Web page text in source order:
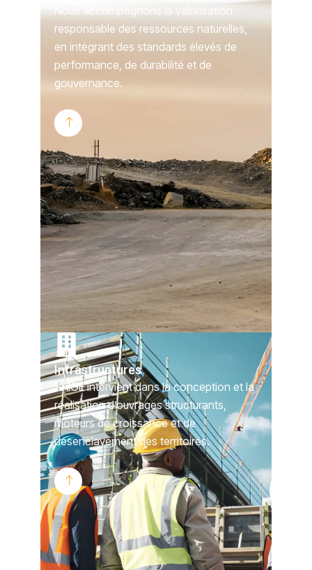
Nous accompagnons la valorisation
responsable des ressources naturelles,
en intégrant des standards élevés de
performance, de durabilité et de
gouvernance.
Infrastructures
SAIGE intervient dans la conception et la
réalisation d’ouvrages structurants,
moteurs de croissance et de
désenclavement des territoires.